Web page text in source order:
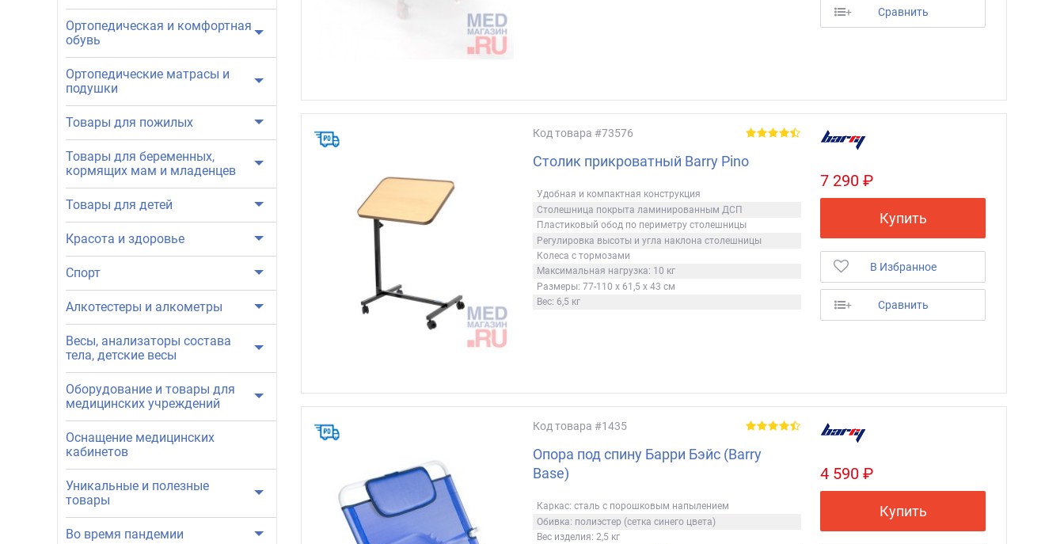
Ортопедическая и комфортная
обувь
Ортопедические матрасы и
подушки
Товары для пожилых
Товары для беременных,
кормящих мам и младенцев
Товары для детей
Красота и здоровье
Спорт
Алкотестеры и алкометры
Весы, анализаторы состава
тела, детские весы
Оборудование и товары для
медицинских учреждений
Оснащение медицинских
кабинетов
Уникальные и полезные
товары
Во время пандемии
+ Сравнить
Код товара #73576
Cтолик прикроватный Barry Pino
Удобная и компактная конструкция
Столешница покрыта ламинированным ДСП
Пластиковый обод по периметру столешницы
Регулировка высоты и угла наклона столешницы
Колеса с тормозами
Максимальная нагрузка: 10 кг
Размеры: 77-110 х 61,5 х 43 см
Вес: 6,5 кг
7 290 ₽
Купить
В Избранное
+ Сравнить
Код товара #1435
Опора под спину Барри Бэйс (Barry
Base)
Каркас: сталь с порошковым напылением
Обивка: полиэстер (сетка синего цвета)
Вес изделия: 2,5 кг
4 590 ₽
Купить